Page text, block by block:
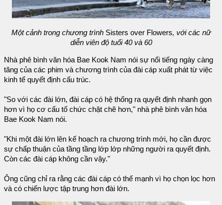
Một cảnh trong chương trìnhSisters over Flowers, với các nữ
diễn viên độ tuổi 40 và 60
Nhà phê bình văn hóa Bae Kook Nam nói sự nổi tiếng ngày càng
tăng của các phim và chương trình của đài cáp xuất phát từ việc
kinh tế quyết định cấu trúc.
"So với các đài lớn, đài cáp có hệ thống ra quyết định nhanh gọn
hơn vì họ cơ cấu tố chức chặt chẽ hơn," nhà phê bình văn hóa
Bae Kook Nam nói.
"Khi một đài lớn lên kế hoạch ra chương trình mới, họ cần được
sự chấp thuận của tầng tầng lớp lớp những người ra quyết định.
Còn các đài cáp không cần vậy."
Ông cũng chỉ ra rằng các đài cáp có thế mạnh vì họ chọn lọc hơn
và có chiến lược tập trung hơn đài lớn.